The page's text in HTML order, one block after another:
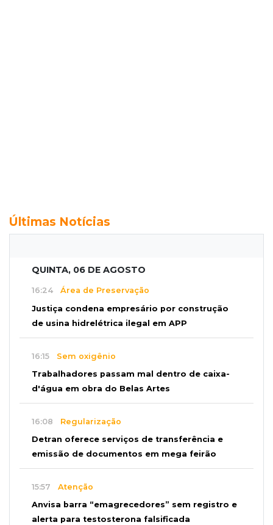
Últimas Notícias
QUINTA, 06 DE AGOSTO
16:24 Área de Preservação
Justiça condena empresário por construção
de usina hidrelétrica ilegal em APP
16:15 Sem oxigênio
Trabalhadores passam mal dentro de caixa-
d'água em obra do Belas Artes
16:08 Regularização
Detran oferece serviços de transferência e
emissão de documentos em mega feirão
15:57 Atenção
Anvisa barra “emagrecedores” sem registro e
alerta para testosterona falsificada